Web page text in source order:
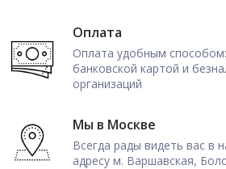
Оплата
Оплата удобным
банковской картой и
организаций
Мы в Москве
Всегда рады видеть вас в
адресу м. Варшавская,